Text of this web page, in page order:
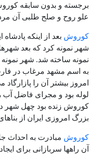
برجسته و بدون سابقه
علو روح و صلح طلبی آن
کوروش بعد از اینکه
شهر نمونه کرد که بعد
نمونه ساخته شد. شهر
به اسم مشهد مرغاب در
امروز بیشتر آن را
لوله بود و مجرای فاضل
کوروش زنده بود چهل شهر
بزرگ امروزی ایران از
کوروش مبادرت به احداث
آن راهها سربازانی برای